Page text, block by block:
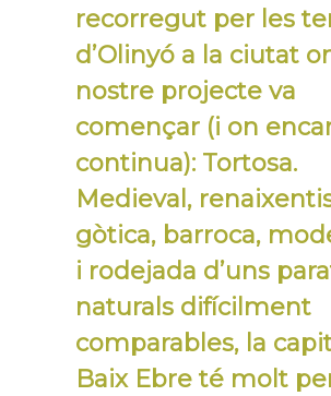
recorregut per les
d’Olinyó a la ciutat
nostre projecte va
començar (i on
continua): Tortosa.
Medieval,
gòtica, barroca,
i rodejada d’uns
naturals difícilment
comparables, la
Baix Ebre té molt